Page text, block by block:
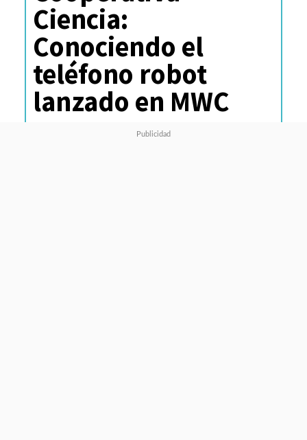
Ciencia:
Conociendo el
teléfono robot
lanzado en MWC